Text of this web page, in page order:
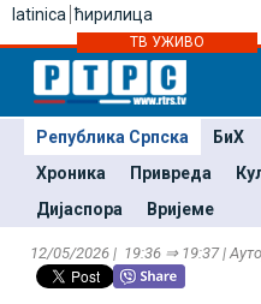
latinica ћирилица
ТВ УЖИВО
Република Српска БиХ
Хроника
Привреда
Дијаспора
Вријеме
12/05/2026 | 19:36 ⇒ 19:37 |